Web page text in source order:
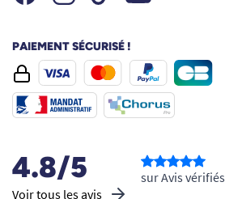
PAIEMENT SÉCURISÉ !
4.8/5
Voir tous les avis
sur Avis vérifiés